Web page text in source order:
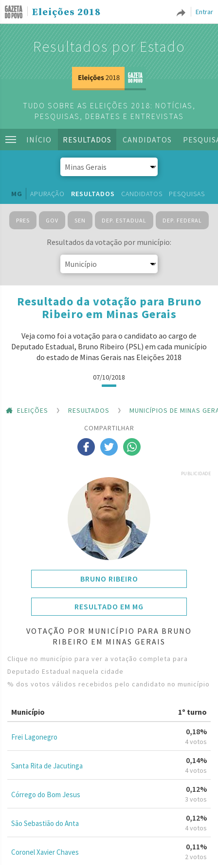
Entrar
Eleições 2018
Resultados por Estado
TUDO SOBRE AS ELEIÇÕES 2018: NOTÍCIAS,
PESQUISAS, DEBATES E ENTREVISTAS
INÍCIO RESULTADOS CANDIDATOS
MG APURAÇÃO RESULTADOS CANDIDATOS PESQUISAS
PRES GOV SEN DEP. ESTADUAL DEP. FEDERAL
Resultados da votação por município:
Resultado da votação para Bruno
Ribeiro em Minas Gerais
Veja como foi a votação para o candidato ao cargo de
Deputado Estadual, Bruno Ribeiro (PSL) em cada município
do estado de Minas Gerais nas Eleições 2018
07/10/2018
ELEIÇÕES RESULTADOS
MUNICÍPIOS DE MINAS
COMPARTILHAR
PUBLICIDADE
BRUNO RIBEIRO
RESULTADO EM MG
VOTAÇÃO POR MUNICÍPIO PARA BRUNO
RIBEIRO EM MINAS GERAIS
Clique no município para ver a votação completa para
Deputado Estadual naquela cidade
% dos votos válidos recebidos pelo candidato no município
Município 1º turno
Frei Lagonegro
0,18%
4 votos
Santa Rita de Jacutinga
0,14%
4 votos
Córrego do Bom Jesus
0,12%
3 votos
São Sebastião do Anta
0,12%
4 votos
Coronel Xavier Chaves
0,11%
2 votos